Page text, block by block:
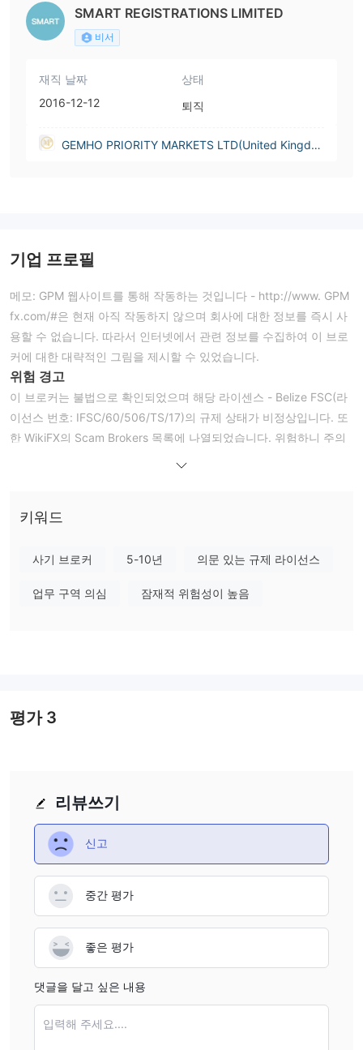
SMART REGISTRATIONS LIMITED
비서
재직 날짜
2016-12-12
상태
퇴직
GEMHO PRIORITY MARKETS LTD(United Kingdo
기업 프로필
메모: GPM 웹사이트를 통해 작동하는 것입니다 - http://www. GPM
fx.com/#은 현재 아직 작동하지 않으며 회사에 대한 정보를 즉시 사
용할 수 없습니다. 따라서 인터넷에서 관련 정보를 수집하여 이 브로
커에 대한 대략적인 그림을 제시할 수 있었습니다.
위험 경고
이 브로커는 불법으로 확인되었으며 해당 라이센스 - Belize FSC(라
이선스 번호: IFSC/60/506/TS/17)의 규제 상태가 비정상입니다. 또
한 WikiFX의 Scam Brokers 목록에 나열되었습니다. 위험하니 주의
련된 위험을 이해하고 있는지 확인하고 이 문서에 포함된 정보는 일
일반 정보 및 규정
국에 등록된 역외 외환 중개업체로 업계 표준 mt4 거래 플랫폼을 제
법"으로 표시되며 1.96/10의 상대적으로 낮은 점수를 받습니다. 위
나 거래 가능한 자산에 대한 보다 구체적인 정보는 인터넷에서 찾을
수 없습니다.
사용 가능한 거래 플랫폼
거래 가능한 플랫폼 GPM 세계에서 가장 진보되고 대중적으로 사용
사용하는 것이 좋습니다. 외환 거래자들은 메타트레이더의 안정성과
문, 알고 거래, 복잡한 지표 및 전략 테스터는 이 플랫폼에서 사용할
수 있는 정교한 거래 도구 중 일부입니다. 현재 메타트레이더 마켓플
레이스에는 트레이더가 실적을 개선하는 데 사용할 수 있는 10,000
개 이상의 트레이딩 앱이 있습니다. iOS 및 Android 기기를 포함한
적합한 모바일 단말기를 사용하여 mt4 및 mt5를 통해 언제 어디서
키워드
사기 브로커 5-10년 의문 있는 규제 라이선스
업무 구역 의심 잠재적 위험성이 높음
리뷰쓰기
신고
중간 평가
좋은 평가
댓글을 달고 싶은 내용
입력해 주세요....
평가3